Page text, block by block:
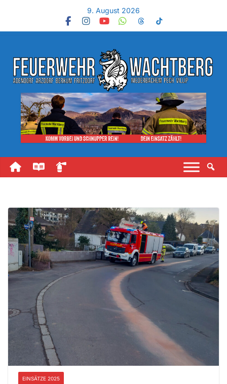
9. August 2026
EINSÄTZE 2025